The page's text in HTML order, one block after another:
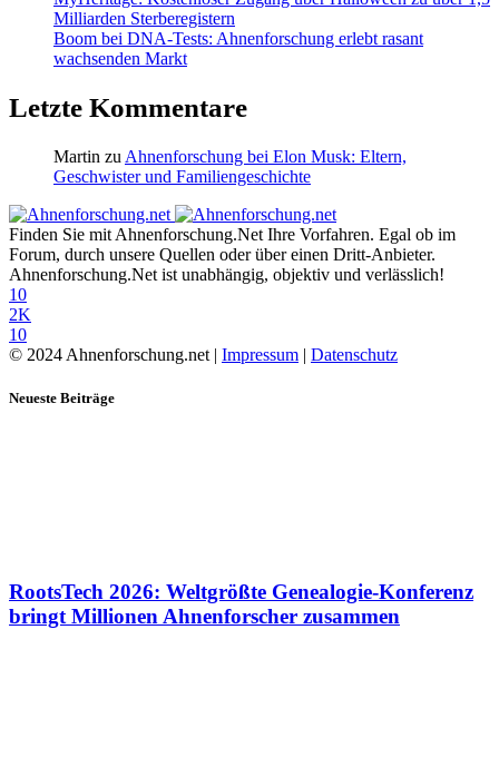
Milliarden Sterberegistern
Boom bei DNA-Tests: Ahnenforschung erlebt rasant
wachsenden Markt
Letzte Kommentare
Martin zu Ahnenforschung bei Elon Musk: Eltern,
Geschwister und Familiengeschichte
Finden Sie mit Ahnenforschung.Net Ihre Vorfahren. Egal ob im
Forum, durch unsere Quellen oder über einen Dritt-Anbieter.
Ahnenforschung.Net ist unabhängig, objektiv und verlässlich!
10
2K
10
© 2024 Ahnenforschung.net | Impressum | Datenschutz
Neueste Beiträge
RootsTech 2026: Weltgrößte Genealogie-Konferenz
bringt Millionen Ahnenforscher zusammen